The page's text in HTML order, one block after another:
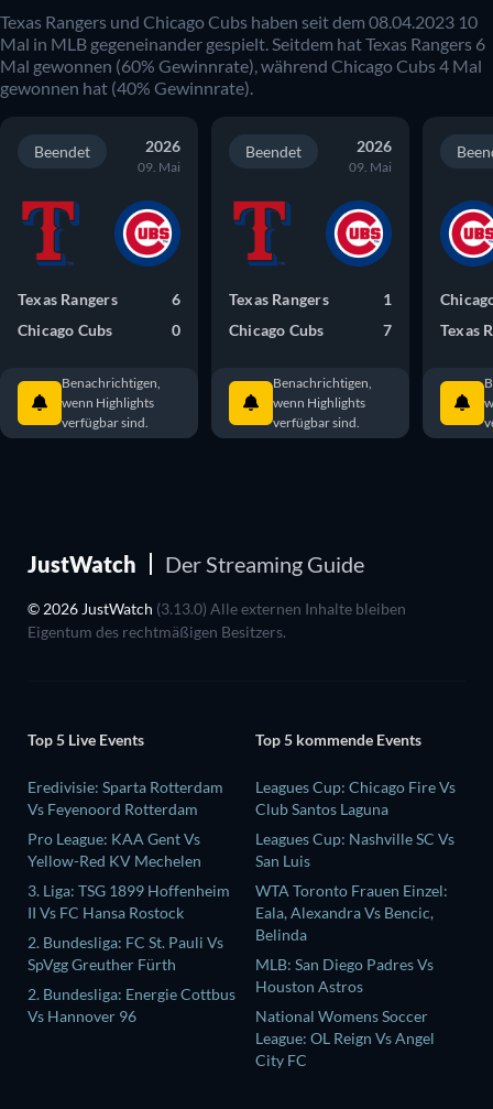
Texas Rangers und Chicago Cubs haben seit dem 08.04.2023 10
Mal in MLB gegeneinander gespielt. Seitdem hat Texas Rangers 6
Mal gewonnen (60% Gewinnrate), während Chicago Cubs 4 Mal
gewonnen hat (40% Gewinnrate).
Beendet 2026
09. Mai
Texas Rangers
6
Chicago Cubs
0
Benachrichtigen,
wenn Highlights
verfügbar sind.
Beendet 2026
09. Mai
Texas Rangers
1
Chicago Cubs
7
Benachrichtigen,
wenn Highlights
verfügbar sind.
Texas
JustWatch Der Streaming Guide
© 2026 JustWatch (3.13.0) Alle externen Inhalte bleiben
Eigentum des rechtmäßigen Besitzers.
Top 5 Live Events
Eredivisie: Sparta Rotterdam
Vs Feyenoord Rotterdam
Pro League: KAA Gent Vs
Yellow-Red KV Mechelen
3. Liga: TSG 1899 Hoffenheim
II Vs FC Hansa Rostock
2. Bundesliga: FC St. Pauli Vs
SpVgg Greuther Fürth
2. Bundesliga: Energie Cottbus
Vs Hannover 96
Top 5 kommende Events
Leagues Cup: Chicago Fire Vs
Club Santos Laguna
Leagues Cup: Nashville SC Vs
San Luis
WTA Toronto Frauen Einzel:
Eala, Alexandra Vs Bencic,
Belinda
MLB: San Diego Padres Vs
Houston Astros
National Womens Soccer
League: OL Reign Vs Angel
City FC